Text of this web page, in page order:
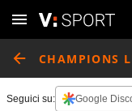
CHAMPIONS
Seguici su: Google